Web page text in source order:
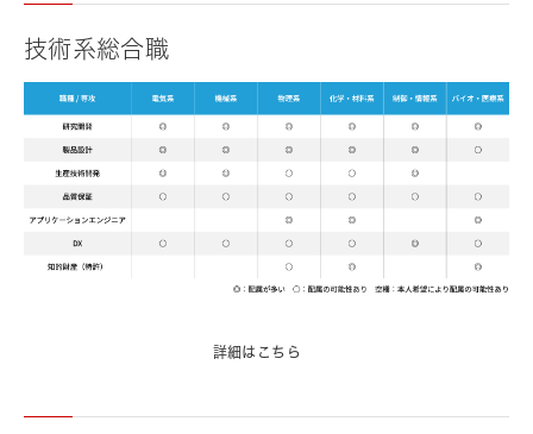
技術系総合職
詳細はこちら